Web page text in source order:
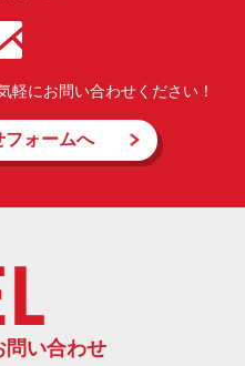
軽にお問い合わせください！
フォームへ
問い合わせ